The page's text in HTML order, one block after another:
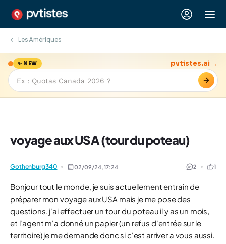
Les Amériques
✨ NEW
→
pvtistes.ai →
voyage aux USA (tour du poteau)
Gothenburg340 02/09/24,17:24 2 1
Bonjour tout le monde, je suis actuellement entrain de
préparer mon voyage aux USA mais je me pose des
questions. j'ai effectuer un tour du poteau il y as un mois,
et l'agent m'a donné un papier (un refus d'entrée sur le
territoire) je me demande donc si c'est arriver a vous aussi.